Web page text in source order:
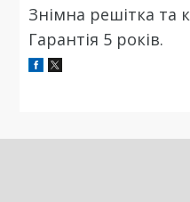
Знімна решітка та
Гарантія 5 років.